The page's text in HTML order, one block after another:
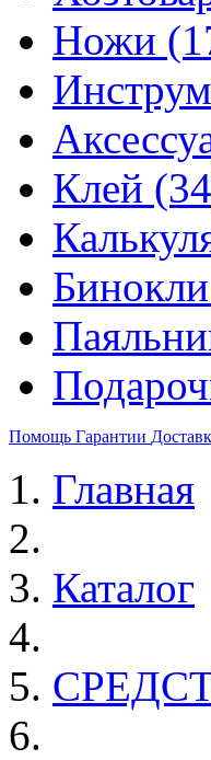
Ножи
Клей
Бинокли
Помощь Гарантии
Главная
Каталог